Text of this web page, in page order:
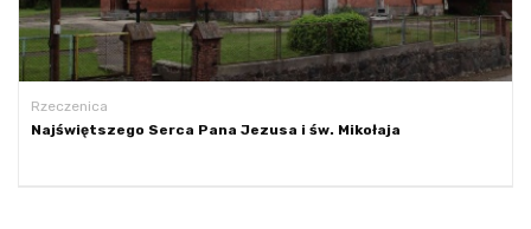
Rzeczenica
Najświętszego Serca Pana Jezusa i św. Mikołaja